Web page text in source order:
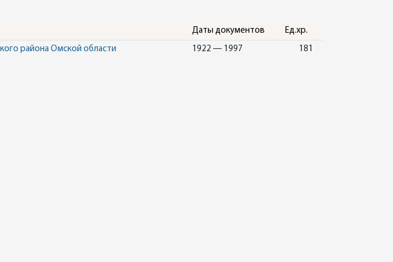
Даты документов Ед.хр.
района Омской области 1922 — 1997 181